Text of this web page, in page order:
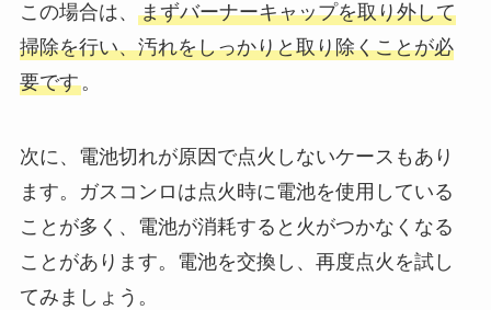
この場合は、 まずバーナーキャップを取り外して
掃除を行い、汚れをしっかりと取り除くことが必
要です。
次に、電池切れが原因で点火しないケースもあり
ます。ガスコンロは点火時に電池を使用している
ことが多く、電池が消耗すると火がつかなくなる
ことがあります。電池を交換し、再度点火を試し
てみましょう。